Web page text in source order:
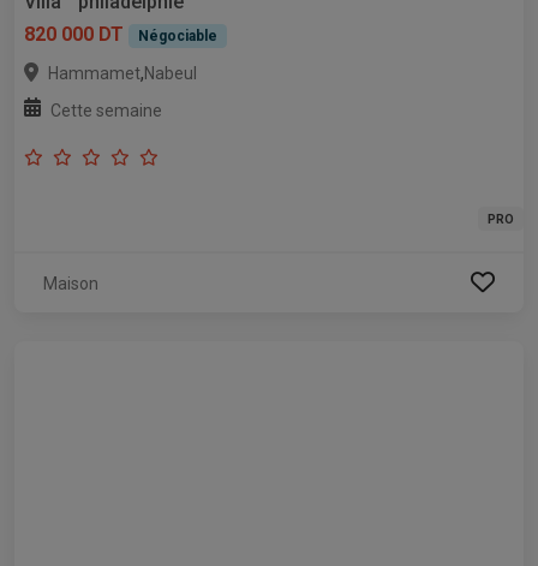
820 000 DT
Négociable
Hammamet,Nabeul
Cette semaine
PRO
Maison